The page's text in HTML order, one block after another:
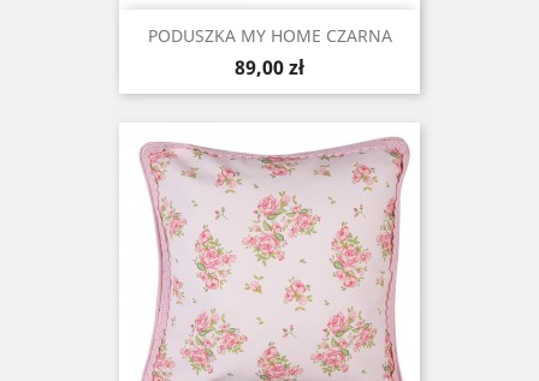
PODUSZKA MY HOME CZARNA
Cena
89,00 zł